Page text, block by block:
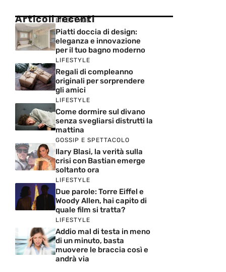
Articoli recenti
LIFESTYLE
Piatti doccia di design:
eleganza e innovazione
per il tuo bagno moderno
LIFESTYLE
Regali di compleanno
originali per sorprendere
gli amici
LIFESTYLE
Come dormire sul divano
senza svegliarsi distrutti la
mattina
GOSSIP E SPETTACOLO
Ilary Blasi, la verità sulla
crisi con Bastian emerge
soltanto ora
LIFESTYLE
Due parole: Torre Eiffel e
Woody Allen, hai capito di
quale film si tratta?
LIFESTYLE
Addio mal di testa in meno
di un minuto, basta
muovere le braccia così e
andrà via